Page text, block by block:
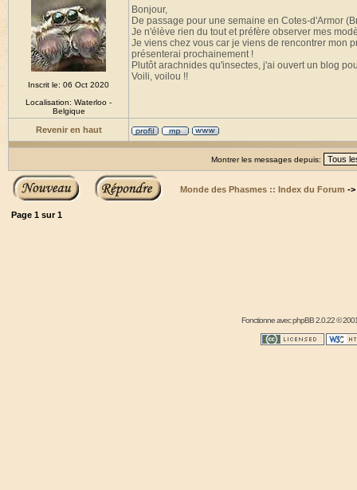
Inscrit le: 06 Oct 2020
Localisation: Waterloo -
Belgique
Bonjour,
De passage pour une semaine en Cotes-d'Armor
Je n'élève rien du tout et préfère observer mes
Je viens chez vous car je viens de rencontrer mon
présenterai prochainement !
Plutôt arachnides qu'insectes, j'ai ouvert un blog
Voili, voilou !!
Revenir en haut
Montrer les messages depuis:
Monde des Phasmes :: Index du Forum ->
Page 1 sur1
Fonctionne avecphpBB2.0.22 ©